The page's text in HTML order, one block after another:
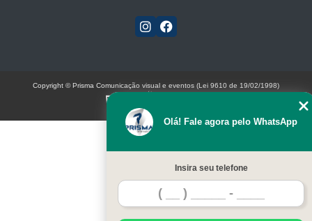
Olá! Fale agora pelo WhatsApp
Insira seu telefone
Copyright © Prisma Comunicação visual e eventos (Lei 9610 de 19/02/1998)